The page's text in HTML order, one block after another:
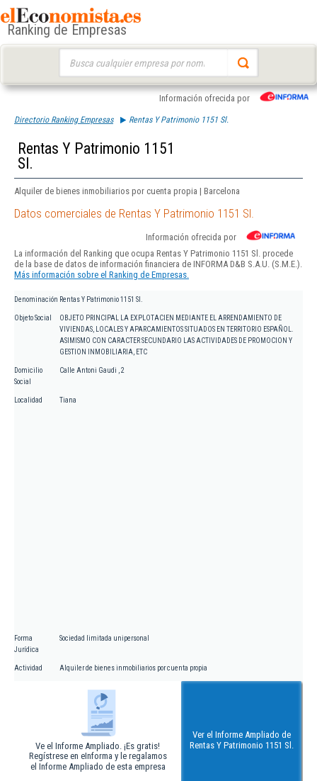
Ranking de Empresas
Información ofrecida por
Directorio Ranking Empresas Rentas Y Patrimonio 1151 Sl.
Rentas Y Patrimonio 1151
Sl.
Alquiler de bienes inmobiliarios por cuenta propia | Barcelona
Datos comerciales de Rentas Y Patrimonio 1151 Sl.
Información ofrecida por
La información del Ranking que ocupa Rentas Y Patrimonio 1151 Sl. procede
de la base de datos de información financiera de INFORMA D&B S.A.U. (S.M.E.).
Más información sobre el Ranking de Empresas.
Denominación Rentas Y Patrimonio 1151 Sl.
Objeto Social
OBJETO PRINCIPAL LA EXPLOTACIEN MEDIANTE EL ARRENDAMIENTO DE
VIVIENDAS, LOCALES Y APARCAMIENTOS SITUADOS EN TERRITORIO ESPAÑOL.
ASIMISMO CON CARACTER SECUNDARIO LAS ACTIVIDADES DE PROMOCION Y
GESTION INMOBILIARIA, ETC
Domicilio
Social
Calle Antoni Gaudi , 2
Localidad Tiana
Forma
Jurídica
Sociedad limitada unipersonal
Actividad Alquiler de bienes inmobiliarios por cuenta propia
Ve el Informe Ampliado. ¡Es gratis!
Regístrese en eInforma y le regalamos
el Informe Ampliado de esta empresa
Ver el Informe Ampliado de
Rentas Y Patrimonio 1151 Sl.